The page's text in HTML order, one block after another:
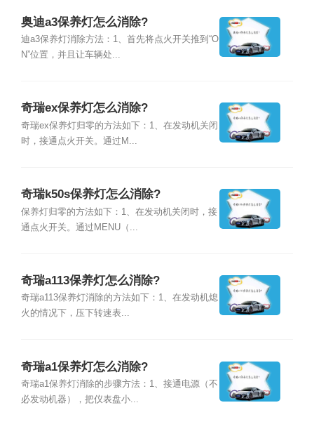
奥迪a3保养灯怎么消除?
迪a3保养灯消除方法：1、首先将点火开关推到“O
N”位置，并且让车辆处...
奇瑞ex保养灯怎么消除?
奇瑞ex保养灯归零的方法如下：1、在发动机关闭
时，接通点火开关。通过M...
奇瑞k50s保养灯怎么消除?
保养灯归零的方法如下：1、在发动机关闭时，接
通点火开关。通过MENU（...
奇瑞a113保养灯怎么消除?
奇瑞a113保养灯消除的方法如下：1、在发动机熄
火的情况下，压下转速表...
奇瑞a1保养灯怎么消除?
奇瑞a1保养灯消除的步骤方法：1、接通电源（不
必发动机器），把仪表盘小...